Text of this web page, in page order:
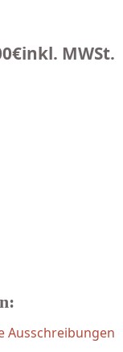
inkl. MWSt.
Ausschreibungen